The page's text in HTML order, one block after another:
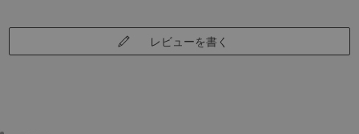
レビューを書く